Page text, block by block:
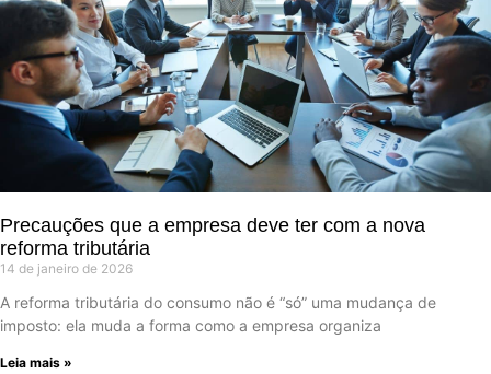
Precauções que a empresa deve ter com a nova
reforma tributária
14 de janeiro de 2026
A reforma tributária do consumo não é “só” uma mudança de
imposto: ela muda a forma como a empresa organiza
Leia mais »